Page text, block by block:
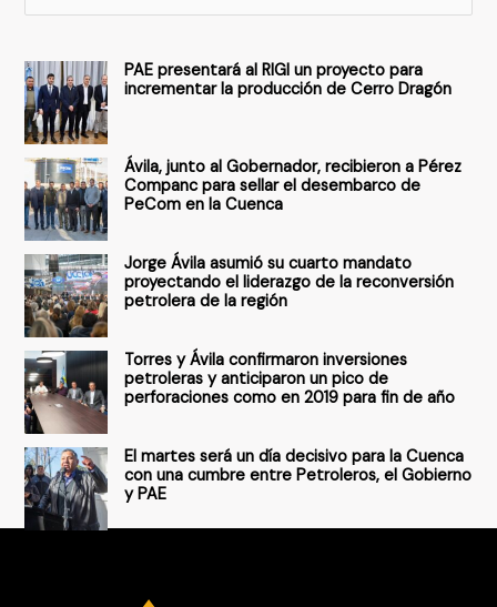
u
c
a
r
o
r
:
PAE presentará al RIGI un proyecto para
incrementar la producción de Cerro Dragón
Ávila, junto al Gobernador, recibieron a Pérez
Companc para sellar el desembarco de
PeCom en la Cuenca
Jorge Ávila asumió su cuarto mandato
proyectando el liderazgo de la reconversión
petrolera de la región
Torres y Ávila confirmaron inversiones
petroleras y anticiparon un pico de
perforaciones como en 2019 para fin de año
El martes será un día decisivo para la Cuenca
con una cumbre entre Petroleros, el Gobierno
y PAE